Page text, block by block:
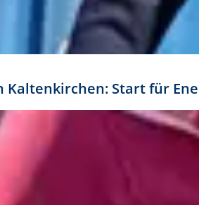
Kaltenkirchen: Start für